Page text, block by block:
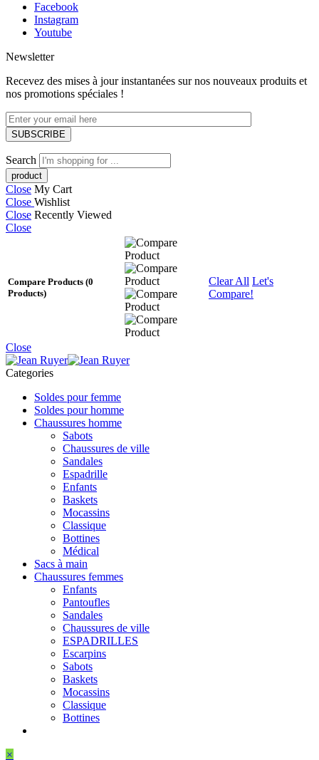
Facebook
Instagram
Youtube
Newsletter
Recevez des mises à jour instantanées sur nos nouveaux produits et
nos promotions spéciales !
Search
Close My Cart
Close Wishlist
Close Recently Viewed
Close
Compare Products (0
Products)
Clear All Let's
Compare!
Close
Categories
Soldes pour femme
Soldes pour homme
Chaussures homme
Sabots
Chaussures de ville
Sandales
Espadrille
Enfants
Baskets
Mocassins
Classique
Bottines
Médical
Sacs à main
Chaussures femmes
Enfants
Pantoufles
Sandales
Chaussures de ville
ESPADRILLES
Escarpins
Sabots
Baskets
Mocassins
Classique
Bottines
×